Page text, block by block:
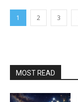
1 2 3
MOST READ